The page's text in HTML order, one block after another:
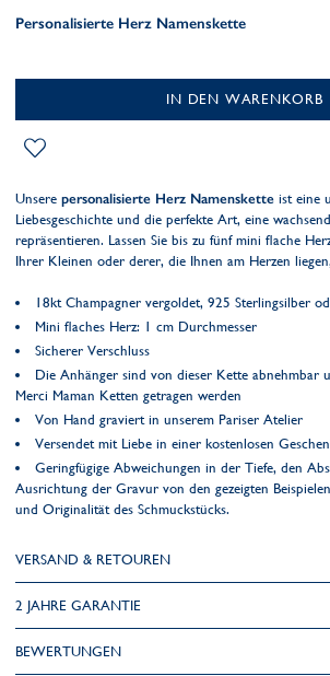
Personalisierte Herz Namenskette
IN DEN WARENKORB
Unsere personalisierte Herz Namenskette ist eine
Liebesgeschichte und die perfekte Art, eine
repräsentieren. Lassen Sie bis zu fünf mini flache
Ihrer Kleinen oder derer, die Ihnen am Herzen
18kt Champagner vergoldet, 925 Sterlingsilber
Mini flaches Herz: 1 cm Durchmesser
Sicherer Verschluss
Die Anhänger sind von dieser Kette abnehmbar
Merci Maman Ketten getragen werden
Von Hand graviert in unserem Pariser Atelier
Versendet mit Liebe in einer kostenlosen
Geringfügige Abweichungen in der Tiefe, den
Ausrichtung der Gravur von den gezeigten
und Originalität des Schmuckstücks.
VERSAND & RETOUREN
2 JAHRE GARANTIE
BEWERTUNGEN